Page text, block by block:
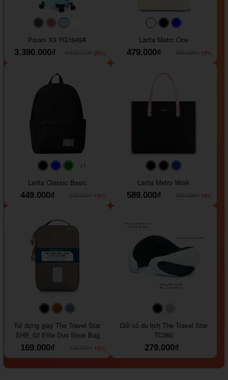
#40454a#b76e79
#9ad8e7
Pisani X9 YG1849A
3.390.000₫
-26%
#faf0e6#000000
Larita Metro One
479.000₫
-19%
#faf0e6
#000000#0000FF#008000
+1
Larita Classic Basic
449.000₫
-13%
#000000#000000
Larita Metro Work
589.000₫
-16%
#000000#964B00
Túi đựng giày The Travel Star
SHB_02 Elite Duo Shoe Bag
169.000₫
-15%
#000000
Gối cổ du lịch The Travel Star
TC360
279.000₫